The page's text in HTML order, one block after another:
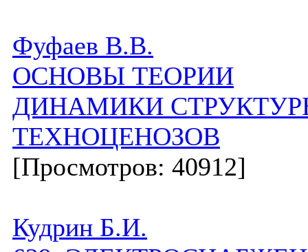
Фуфаев В.В.
ОСНОВЫ ТЕОРИИ
ДИНАМИКИ
ТЕХНОЦЕНОЗОВ
[Просмотров: 40912]
Кудрин Б.И.